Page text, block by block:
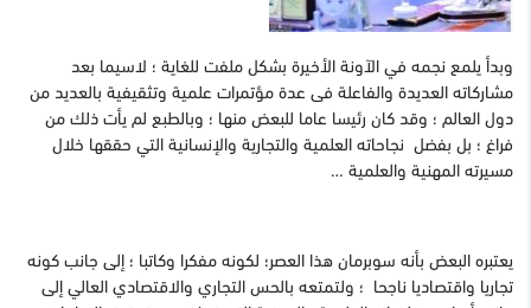
وبدأ يلمع نجمه في الآونة الأخيرة بشكل ملفت للغاية ؛ لاسيما بعد
مشاركاته العديدة والفاعلة فى عدة مؤتمرات علمية وتثقيفية بالعديد من
دول العالم ؛ وقد كان رئيسا عاما للبعض منها ؛ وبالطبع لم يأت ذلك من
فراغ ؛ بل بفضل نجاحاته العلمية والتجارية والإنسانية التي حققها خلال
مسيرته المهنية والعلمية …
يعتبره البعض بأنه سوبرمان هذا العصر؛ لكونه مفكرا وكاتبا ؛ إلى جانب كونه
تجاريا واقتصاديا ناجحا ؛ ولتمتعه بالحس التجاري والاقتصادي العالي إلى